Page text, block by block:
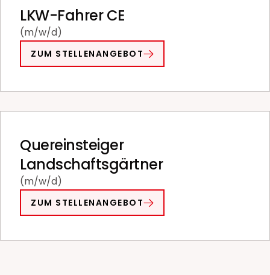
LKW-Fahrer CE
(m/w/d)
ZUM STELLENANGEBOT
Quereinsteiger
Landschaftsgärtner
(m/w/d)
ZUM STELLENANGEBOT